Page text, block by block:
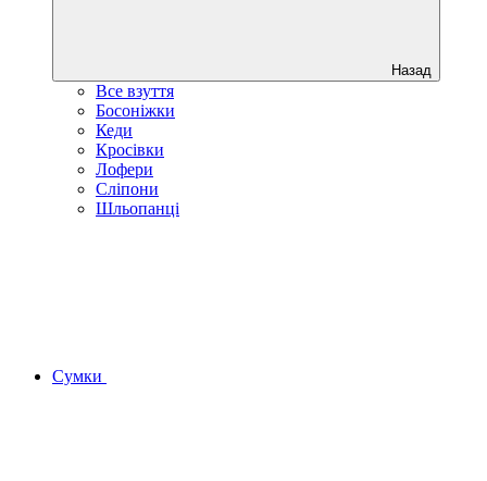
Назад
Все взуття
Босоніжки
Кеди
Кросівки
Лофери
Сліпони
Шльопанці
Сумки